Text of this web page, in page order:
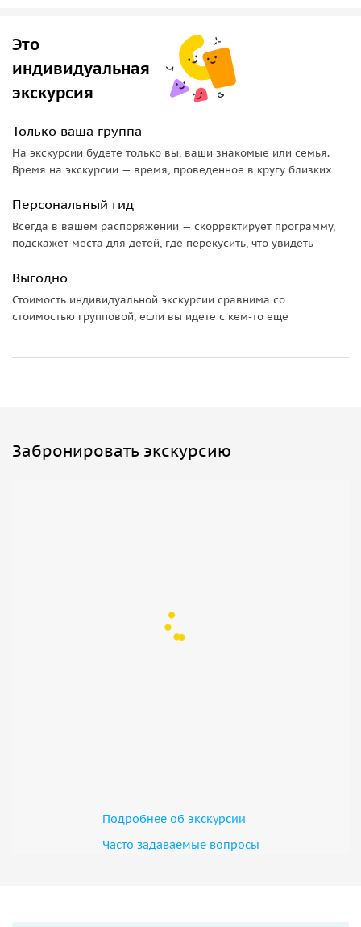
Это
индивидуальная
экскурсия
Только ваша группа
На экскурсии будете только вы, ваши знакомые или семья.
Время на экскурсии — время, проведенное в кругу близких
Персональный гид
Всегда в вашем распоряжении — скорректирует программу,
подскажет места для детей, где перекусить, что увидеть
Выгодно
Стоимость индивидуальной экскурсии сравнима со
стоимостью групповой, если вы идете с кем-то еще
Забронировать экскурсию
Подробнее об экскурсии
Часто задаваемые вопросы